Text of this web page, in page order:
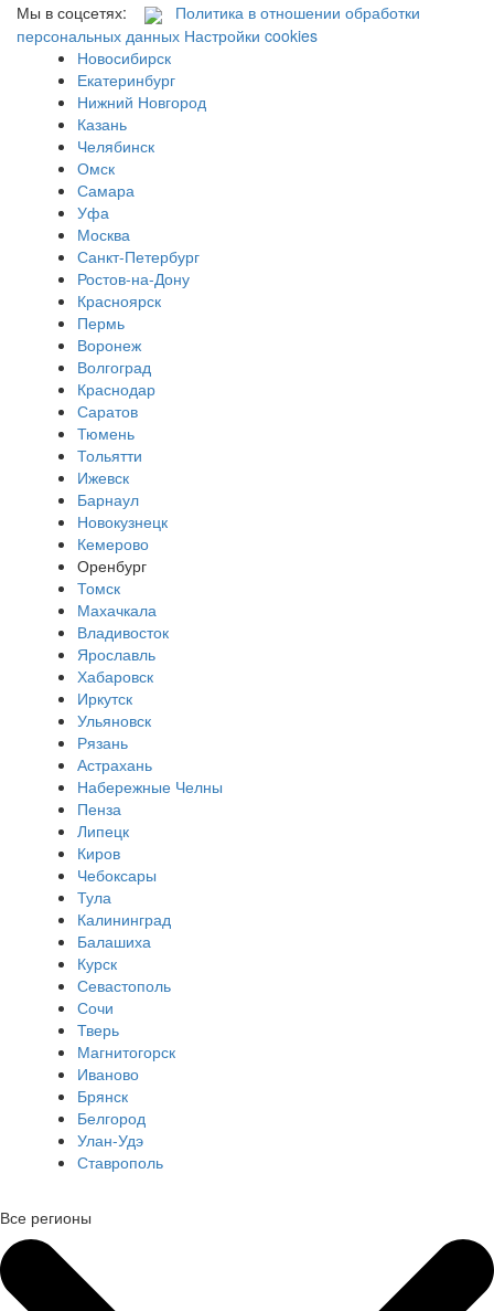
Мы в соцсетях:
Политика в отношении обработки
персональных данных Настройки cookies
Новосибирск
Екатеринбург
Нижний Новгород
Казань
Челябинск
Омск
Самара
Уфа
Москва
Санкт-Петербург
Ростов-на-Дону
Красноярск
Пермь
Воронеж
Волгоград
Краснодар
Саратов
Тюмень
Тольятти
Ижевск
Барнаул
Новокузнецк
Кемерово
Оренбург
Томск
Махачкала
Владивосток
Ярославль
Хабаровск
Иркутск
Ульяновск
Рязань
Астрахань
Набережные Челны
Пенза
Липецк
Киров
Чебоксары
Тула
Калининград
Балашиха
Курск
Севастополь
Сочи
Тверь
Магнитогорск
Иваново
Брянск
Белгород
Улан-Удэ
Ставрополь
Все регионы